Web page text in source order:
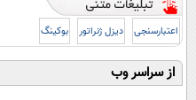
اعتبارسنجی دیزل ژنراتور بوکینگ
از سراسر وب